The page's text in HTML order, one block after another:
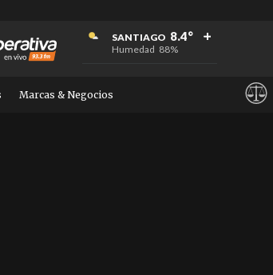
SANTIAGO 8.4°
Humedad 88%
+
+
+
Marcas & Negocios